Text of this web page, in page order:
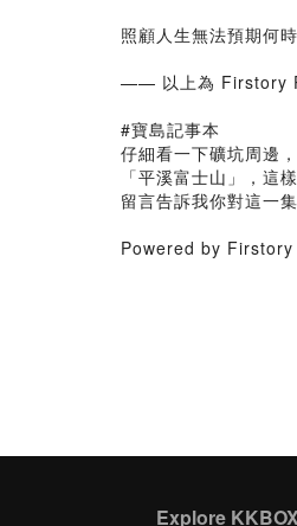
照顧人生無法預期何
—— 以上為 Firstory
#寶島記事本
仔細看一下礦坑周邊
「平溪富士山」，這
留言告訴我你對這一
Powered by
Explore KKBOX